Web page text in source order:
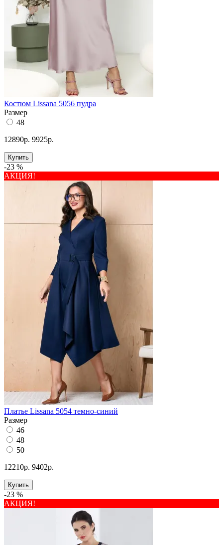
Костюм Lissana 5056 пудра
Размер
48
12890р. 9925р.
Купить
-23 %
АКЦИЯ!
Платье Lissana 5054 темно-синий
Размер
46
48
50
12210р. 9402р.
Купить
-23 %
АКЦИЯ!